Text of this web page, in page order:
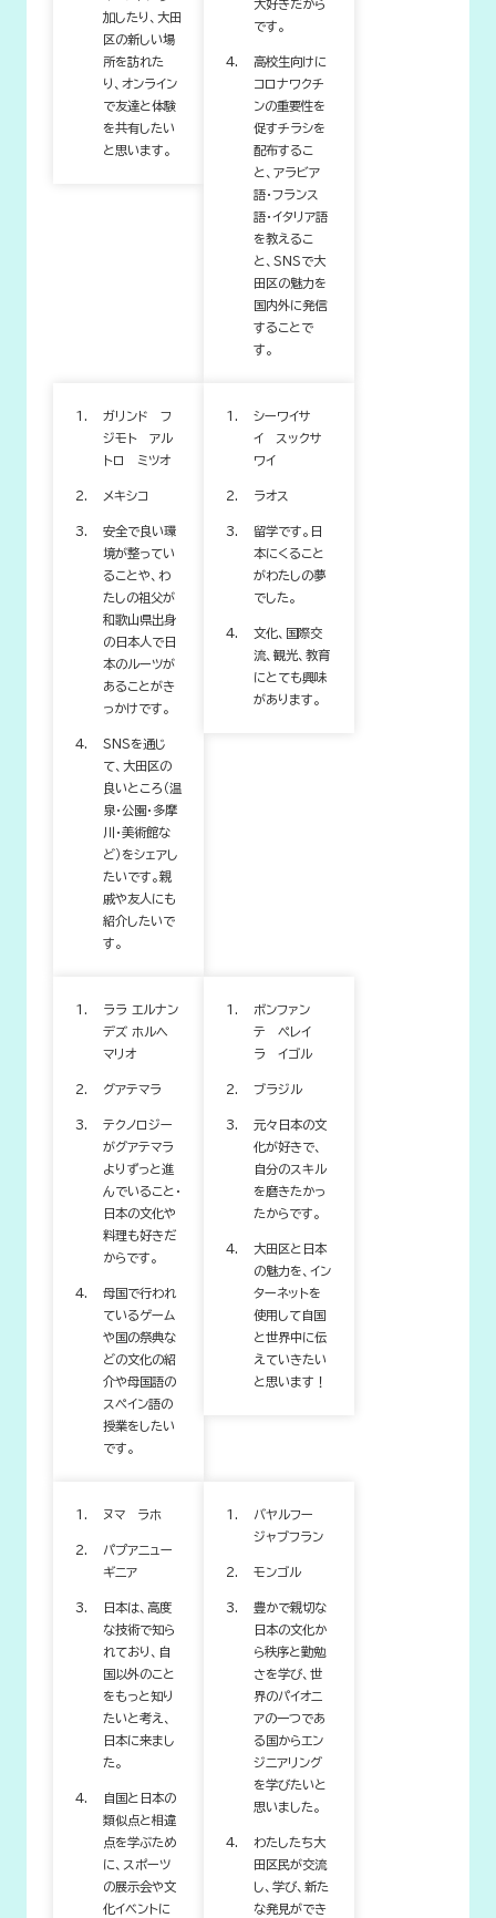
加したり、大田
区の新しい場
所を訪れた
り、オンライン
で友達と体験
を共有したい
と思います。
大好きだから
です。
高校生向けに
コロナワクチ
ンの重要性を
促すチラシを
配布するこ
と、アラビア
語・フランス
語・イタリア語
を教えるこ
と、SNSで大
田区の魅力を
国内外に発信
することで
す。
ガリンド フ
ジモト アル
トロ ミツオ
メキシコ
安全で良い環
境が整ってい
ることや、わ
たしの祖父が
和歌山県出身
の日本人で日
本のルーツが
あることがき
っかけです。
SNSを通じ
て、大田区の
良いところ（温
泉・公園・多摩
川・美術館な
ど）をシェアし
たいです。親
戚や友人にも
紹介したいで
す。
シーワイサ
イ スックサ
ワイ
ラオス
留学です。日
本にくること
がわたしの夢
でした。
文化、国際交
流、観光、教育
にとても興味
があります。
ララ エルナン
デズ ホルヘ
マリオ
グアテマラ
テクノロジー
がグアテマラ
よりずっと進
んでいること・
日本の文化や
料理も好きだ
からです。
母国で行われ
ているゲーム
や国の祭典な
どの文化の紹
介や母国語の
スペイン語の
授業をしたい
です。
ボンファン
テ ペレイ
ラ イゴル
ブラジル
元々日本の文
化が好きで、
自分のスキル
を磨きたかっ
たからです。
大田区と日本
の魅力を、イン
ターネットを
使用して自国
と世界中に伝
えていきたい
と思います！
ヌマ ラホ
パプアニュー
ギニア
日本は、高度
な技術で知ら
れており、自
国以外のこと
をもっと知り
たいと考え、
日本に来まし
た。
自国と日本の
類似点と相違
点を学ぶため
に、スポーツ
の展示会や文
化イベントに
バヤルフー
ジャブフラン
モンゴル
豊かで親切な
日本の文化か
ら秩序と勤勉
さを学び、世
界のパイオニ
アの一つであ
る国からエン
ジニアリング
を学びたいと
思いました。
わたしたち大
田区民が交流
し、学び、新た
な発見ができ